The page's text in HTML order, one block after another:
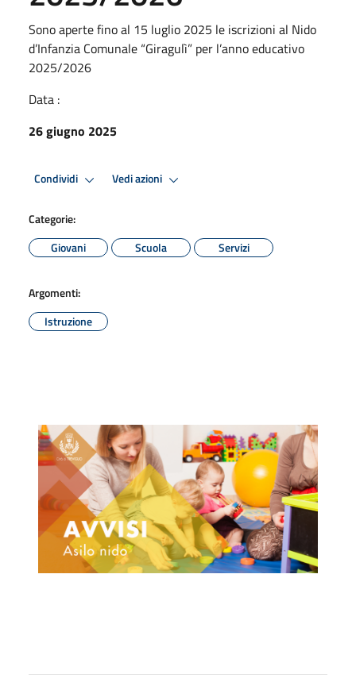
Sono aperte fino al 15 luglio 2025 le iscrizioni al Nido
d’Infanzia Comunale “Giragulì” per l’anno educativo
2025/2026
Data :
26 giugno 2025
Condividi Vedi azioni
Categorie:
Giovani
Scuola Servizi
Argomenti:
Istruzione